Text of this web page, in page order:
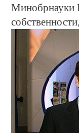
Минобрнауки